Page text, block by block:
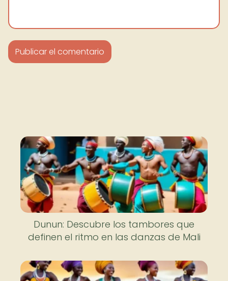
Dunun: Descubre los tambores que
definen el ritmo en las danzas de Mali